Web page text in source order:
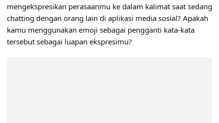
mengekspresikan perasaanmu ke dalam kalimat saat sedang
chatting dengan orang lain di aplikasi media sosial? Apakah
kamu menggunakan emoji sebagai pengganti kata-kata
tersebut sebagai luapan ekspresimu?